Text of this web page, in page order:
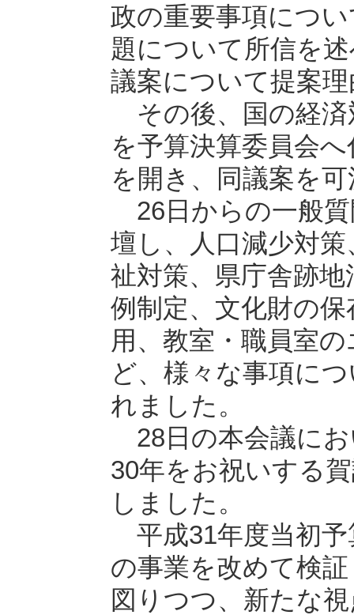
政の重要事項につ
題について所信を
議案について提案
その後、国の経済
を予算決算委員会
を開き、同議案を
26日からの一般質
壇し、人口減少対
祉対策、県庁舎跡
例制定、文化財の
用、教室・職員室
ど、様々な事項に
れました。
28日の本会議にお
30年をお祝いする
しました。
平成31年度当初
の事業を改めて検
図りつつ、新たな